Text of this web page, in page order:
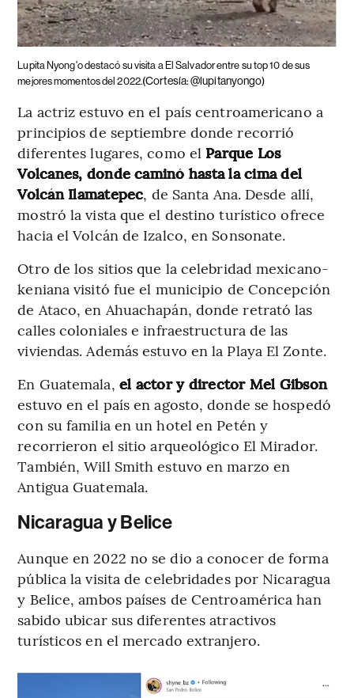
Lupita Nyong'o destacó su visita a El Salvador entre su top 10 de sus
mejores momentos del 2022.(Cortesía: @lupitanyongo)
La actriz estuvo en el país centroamericano a
principios de septiembre donde recorrió
diferentes lugares, como el Parque Los
Volcanes, donde caminó hasta la cima del
Volcán Ilamatepec, de Santa Ana. Desde allí,
mostró la vista que el destino turístico ofrece
hacia el Volcán de Izalco, en Sonsonate.
Otro de los sitios que la celebridad mexicano-
keniana visitó fue el municipio de Concepción
de Ataco, en Ahuachapán, donde retrató las
calles coloniales e infraestructura de las
viviendas. Además estuvo en la Playa El Zonte.
En Guatemala, el actor y director Mel Gibson
estuvo en el país en agosto, donde se hospedó
con su familia en un hotel en Petén y
recorrieron el sitio arqueológico El Mirador.
También, Will Smith estuvo en marzo en
Antigua Guatemala.
Nicaragua y Belice
Aunque en 2022 no se dio a conocer de forma
pública la visita de celebridades por Nicaragua
y Belice, ambos países de Centroamérica han
sabido ubicar sus diferentes atractivos
turísticos en el mercado extranjero.